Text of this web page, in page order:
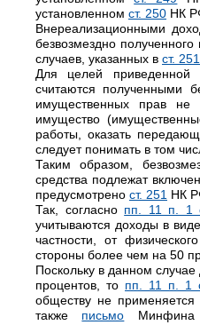
установленном ст. 250 НК
Внереализационными
безвозмездно
случаев, указанных в ст. 251
Для целей
считаются полученными
имущественных прав не
имущество
работы, оказать
следует понимать в том
Таким образом,
средства подлежат
предусмотрено ст. 251 НК
Так, согласно пп. 11 п. 1
учитываются доходы в
частности, от
стороны более чем на 50
Поскольку в данном
процентов, то пп. 11 п. 1
обществу не
также письмо Минфина